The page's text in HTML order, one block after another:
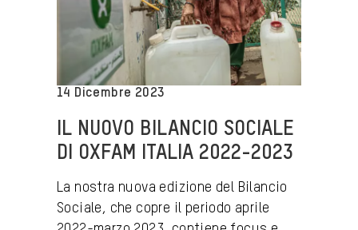
14 Dicembre 2023
IL NUOVO BILANCIO SOCIALE
DI OXFAM ITALIA 2022-2023
La nostra nuova edizione del Bilancio
Sociale, che copre il periodo aprile